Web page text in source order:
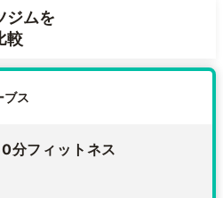
ジムを
較
ブス
分フィットネス